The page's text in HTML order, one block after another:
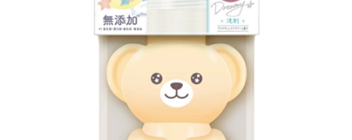
※ 請注意：結帳手續完成當下不需立刻繳費，但若您需要取消訂單，請聯絡
購買商品的店家。未經商家同意取消之訂單仍視為有效，需透過AFTEE先享
後付繳納相關費用。
※ 交易是否成功請以「AFTEE先享後付 」之結帳頁面顯示為準，若有關於
是否繳費成功／繳費後需取消欲退款等相關疑問，請聯繫「AFTEE先享後付
https://netprotections.freshdesk.com/support/home
１．透過由恩沛科技股份有限公司提供之「AFTEE先享後付」服務完成之交
易，需依本服務之必要範圍內提供個人資料，並將交易相關給付款項請求債
每筆NT$60，滿NT$699(含以上)免運費
每筆NT$60，滿NT$699(含以上)免運費
每筆NT$80，滿NT$1,000(含以上)免運費